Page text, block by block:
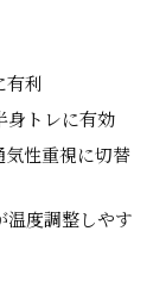
有利
身トレに有効
性重視に切替
温度調整しやす